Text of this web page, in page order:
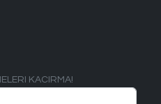
KACIRMA!